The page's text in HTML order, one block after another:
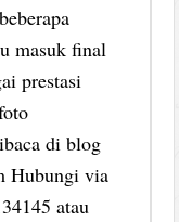
masuk final
prestasi
di blog
Hubungi via
atau